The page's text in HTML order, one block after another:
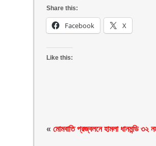
Share this:
Facebook X
Like this:
«মোমবাতি প্রজ্বলনে হামলা ধানমন্ডি ৩২